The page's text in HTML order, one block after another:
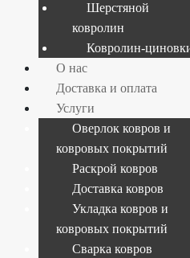
О наличие и стоимости
телефонам:+7 (812) 377-
44
ОСНОВНЫЕ
Размер (м)
Плотность
Состав
Шерстяной
ковролин
Ковролин-
О нас
Доставка и оплата
Услуги
Оверлок ковров и
ковровых покрытий
Раскрой ковров
Доставка ковров
Укладка ковров и
ковровых покрытий
Сварка ковров